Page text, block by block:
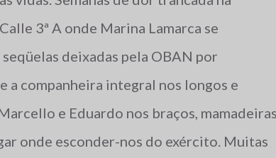
3ª A onde Marina Lamarca se
deixadas pela OBAN por
a companheira integral nos longos e
e Eduardo nos braços,
onde esconder-nos do exército. Muitas